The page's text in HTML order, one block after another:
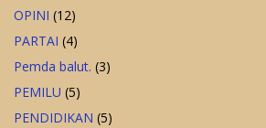
OPINI (12)
PARTAI (4)
Pemda balut. (3)
PEMILU (5)
PENDIDIKAN (5)